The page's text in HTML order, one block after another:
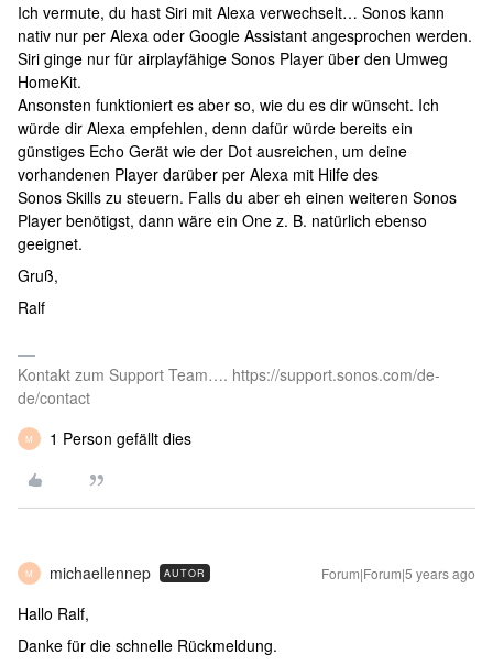
Ich vermute, du hast Siri mit Alexa verwechselt… Sonos kann
nativ nur per Alexa oder Google Assistant angesprochen werden.
Siri ginge nur für airplayfähige Sonos Player über den Umweg
HomeKit.
Ansonsten funktioniert es aber so, wie du es dir wünscht. Ich
würde dir Alexa empfehlen, denn dafür würde bereits ein
günstiges Echo Gerät wie der Dot ausreichen, um deine
vorhandenen Player darüber per Alexa mit Hilfe des
Sonos Skills zu steuern. Falls du aber eh einen weiteren Sonos
Player benötigst, dann wäre ein One z. B. natürlich ebenso
geeignet.
Gruß,
Ralf
Kontakt zum Support Team…. https://support.sonos.com/de-
de/contact
M 1 Person gefällt dies
M michaellennep AUTOR Forum|Forum|5 years ago
Hallo Ralf,
Danke für die schnelle Rückmeldung.